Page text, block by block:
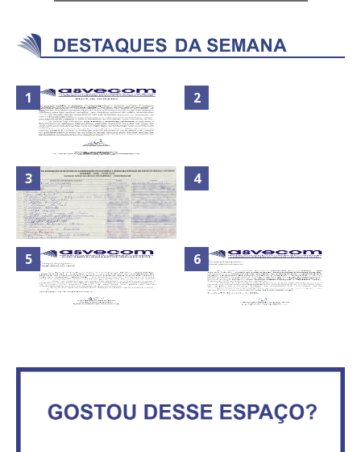
Nota de Repúdio: A violência
praticada contra os jornalistas
Secretaria da Fazenda abre 120
Maior São João do Cerrado